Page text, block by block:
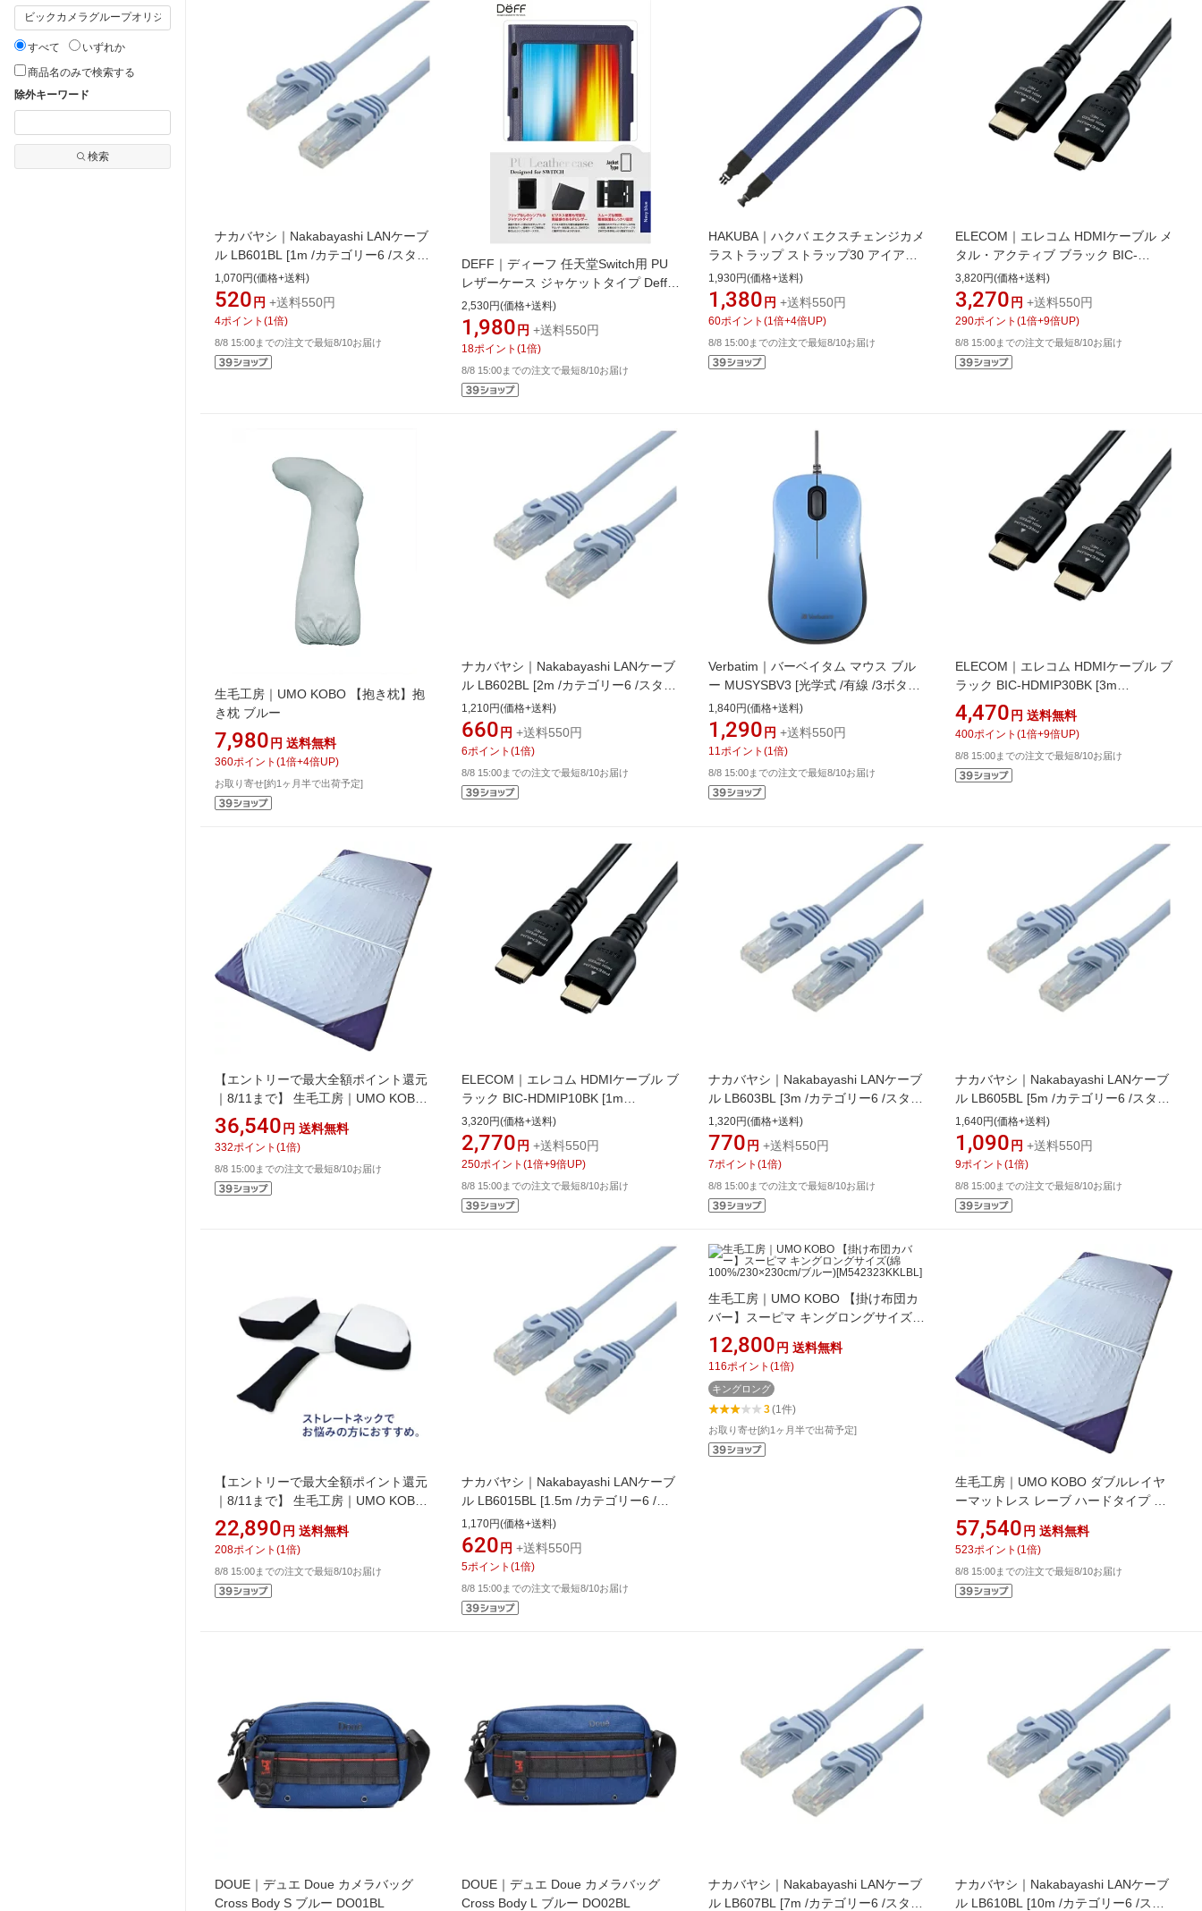
すべて
いずれか
商品名のみで検索する
除外キーワード
検索
ナカバヤシ｜Nakabayashi LANケーブ
ル LB601BL [1m /カテゴリー6 /スタン
ダード]
1,070円(価格+送料)
520 円 +送料550円
4ポイント (1 倍)
8/8 15:00までの注文で最短8/10お届け
DEFF｜ディーフ 任天堂Switch用 PU
レザーケース ジャケットタイプ Deff
ブルー BKS-SWPUCJBU【Switch】
2,530円(価格+送料)
1,980 円 +送料550円
18ポイント (1 倍)
8/8 15:00までの注文で最短8/10お届け
HAKUBA｜ハクバ エクスチェンジカメ
ラストラップ ストラップ30 アイアン
ブルー BKST-EXST30BL アイアンブル
ー
1,930円(価格+送料)
1,380 円 +送料550円
60ポイント (1 倍+4倍UP)
8/8 15:00までの注文で最短8/10お届け
ELECOM｜エレコム HDMIケーブル メ
タル・アクティブ ブラック BIC-
HDMIP15BK [1.5m /HDMI⇔HDMI /イ
ーサネット対応]【point_rb】
3,820円(価格+送料)
3,270 円 +送料550円
290ポイント (1 倍+9倍UP)
8/8 15:00までの注文で最短8/10お届け
生毛工房｜UMO KOBO 【抱き枕】抱
き枕 ブルー
7,980 円 送料無料
360ポイント (1 倍+4倍UP)
お取り寄せ[約1ヶ月半で出荷予定]
ナカバヤシ｜Nakabayashi LANケーブ
ル LB602BL [2m /カテゴリー6 /スタン
ダード]
1,210円(価格+送料)
660 円 +送料550円
6ポイント (1 倍)
8/8 15:00までの注文で最短8/10お届け
Verbatim｜バーベイタム マウス ブル
ー MUSYSBV3 [光学式 /有線 /3ボタン
/USB]
1,840円(価格+送料)
1,290 円 +送料550円
11 ポイント (1 倍)
8/8 15:00までの注文で最短8/10お届け
ELECOM｜エレコム HDMIケーブル ブ
ラック BIC-HDMIP30BK [3m
/HDMI⇔HDMI /イーサネット対応]
【point_rb】【point_rb】【point_rb】
4,470 円 送料無料
400ポイント (1 倍+9倍UP)
8/8 15:00までの注文で最短8/10お届け
【エントリーで最大全額ポイント還元
｜8/11まで】 生毛工房｜UMO KOBO
ダブルレイヤーマットレス レーブ ハ
ードタイプ グレー×ブルー UM-B57-
HS [シングルサイズ]
36,540 円 送料無料
332ポイント (1 倍)
8/8 15:00までの注文で最短8/10お届け
ELECOM｜エレコム HDMIケーブル ブ
ラック BIC-HDMIP10BK [1m
/HDMI⇔HDMI /イーサネット対応]
【point_rb】
3,320円(価格+送料)
2,770 円 +送料550円
250ポイント (1 倍+9倍UP)
8/8 15:00までの注文で最短8/10お届け
ナカバヤシ｜Nakabayashi LANケーブ
ル LB603BL [3m /カテゴリー6 /スタン
ダード]
1,320円(価格+送料)
770 円 +送料550円
7ポイント (1 倍)
8/8 15:00までの注文で最短8/10お届け
ナカバヤシ｜Nakabayashi LANケーブ
ル LB605BL [5m /カテゴリー6 /スタン
ダード]
1,640円(価格+送料)
1,090 円 +送料550円
9ポイント (1 倍)
8/8 15:00までの注文で最短8/10お届け
【エントリーで最大全額ポイント還元
｜8/11まで】 生毛工房｜UMO KOBO
さかい式ストレートネック快眠まくら
(28×70cm) ストレッチクッション付き
22,890 円 送料無料
208ポイント (1 倍)
8/8 15:00までの注文で最短8/10お届け
ナカバヤシ｜Nakabayashi LANケーブ
ル LB6015BL [1.5m /カテゴリー6 /ス
タンダード]
1,170円(価格+送料)
620 円 +送料550円
5ポイント (1 倍)
8/8 15:00までの注文で最短8/10お届け
生毛工房｜UMO KOBO 【掛け布団カ
バー】スーピマ キングロングサイズ
(綿100%/230×230cm/ブルー)
[M542323KKLBL]
12,800 円 送料無料
116ポイント (1 倍)
キングロング
3(1件)
お取り寄せ[約1ヶ月半で出荷予定]
生毛工房｜UMO KOBO ダブルレイヤ
ーマットレス レーブ ハードタイプ グ
レー×ブルー UM-B57-HD [ダブルサイ
ズ]
57,540 円 送料無料
523ポイント (1 倍)
8/8 15:00までの注文で最短8/10お届け
DOUE｜デュエ Doue カメラバッグ
Cross Body S ブルー DO01BL
DOUE｜デュエ Doue カメラバッグ
Cross Body L ブルー DO02BL
ナカバヤシ｜Nakabayashi LANケーブ
ル LB607BL [7m /カテゴリー6 /スタン
ナカバヤシ｜Nakabayashi LANケーブ
ル LB610BL [10m /カテゴリー6 /スタ